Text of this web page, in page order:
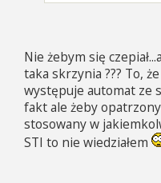
Nie żebym się
taka skrzynia ??? To,
występuje automat ze
fakt ale żeby
stosowany w
STI to nie wiedziałem